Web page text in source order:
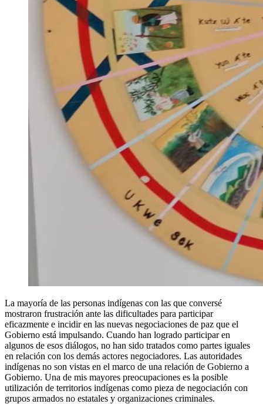
La mayoría de las personas indígenas con las que conversé
mostraron frustración ante las dificultades para participar
eficazmente e incidir en las nuevas negociaciones de paz que el
Gobierno está impulsando. Cuando han logrado participar en
algunos de esos diálogos, no han sido tratados como partes iguales
en relación con los demás actores negociadores. Las autoridades
indígenas no son vistas en el marco de una relación de Gobierno a
Gobierno. Una de mis mayores preocupaciones es la posible
utilización de territorios indígenas como pieza de negociación con
grupos armados no estatales y organizaciones criminales.